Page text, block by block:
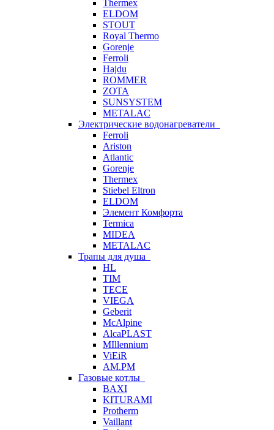
Thermex
ELDOM
STOUT
Royal Thermo
Gorenje
Ferroli
Hajdu
ROMMER
ZOTA
SUNSYSTEM
METALAC
Электрические водонагреватели
Ferroli
Ariston
Atlantic
Gorenje
Thermex
Stiebel Eltron
ELDOM
Элемент Комфорта
Termica
MIDEA
METALAC
Трапы для душа
HL
TIM
TECE
VIEGA
Geberit
McAlpine
AlcaPLAST
MIllennium
ViEiR
AM.PM
Газовые котлы
BAXI
KITURAMI
Protherm
Vaillant